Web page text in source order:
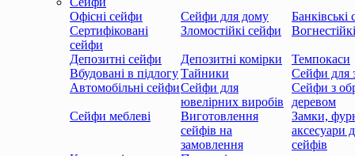
Офісні сейфи
Сейфи для дому
Банківські
Сертифіковані
сейфи
Зломостійкі сейфи
Депозитні сейфи Депозитні комірки
Темпокаси
Вбудовані в підлогуТайники
Сейфи для
Автомобільні сейфиСейфи для
ювелірних виробів
Сейфи з
деревом
Сейфи меблеві
Виготовлення
сейфів на
замовлення
Замки,
аксесуари
сейфів